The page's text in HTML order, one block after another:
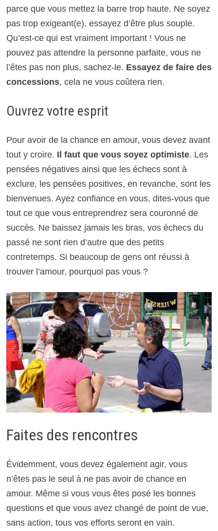
parce que vous mettez la barre trop haute. Ne soyez
pas trop exigeant(e), essayez d’être plus souple.
Qu’est-ce qui est vraiment important ! Vous ne
pouvez pas attendre la personne parfaite, vous ne
l’êtes pas non plus, sachez-le. Essayez de faire des
concessions, cela ne vous coûtera rien.
Ouvrez votre esprit
Pour avoir de la chance en amour, vous devez avant
tout y croire. Il faut que vous soyez optimiste. Les
pensées négatives ainsi que les échecs sont à
exclure, les pensées positives, en revanche, sont les
bienvenues. Ayez confiance en vous, dites-vous que
tout ce que vous entreprendrez sera couronné de
succès. Ne baissez jamais les bras, vos échecs du
passé ne sont rien d’autre que des petits
contretemps. Si beaucoup de gens ont réussi à
trouver l’amour, pourquoi pas vous ?
Faites des rencontres
Évidemment, vous devez également agir, vous
n’êtes pas le seul à ne pas avoir de chance en
amour. Même si vous vous êtes posé les bonnes
questions et que vous avez changé de point de vue,
sans action, tous vos efforts seront en vain.